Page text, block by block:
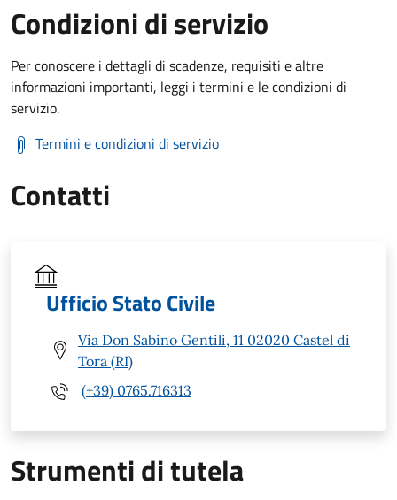
Condizioni di servizio
Per conoscere i dettagli di scadenze, requisiti e altre
informazioni importanti, leggi i termini e le condizioni di
servizio.
Termini e condizioni di servizio
Contatti
Ufficio Stato Civile
Via Don Sabino Gentili, 11 02020 Castel di
Tora (RI)
(+39) 0765.716313
Strumenti di tutela